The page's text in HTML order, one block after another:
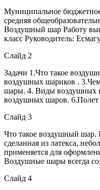
Муниципальное
средняя
Воздушный шар Работу
класс Руководитель:
Слайд 2
Задачи 1.Что такое
воздушных шариков .
шары. 4. Виды воздушных
воздушных шаров.
Слайд 3
Что такое воздушный
сделанная из латекса,
применяется для
Воздушные шары всегда
Слайд 4